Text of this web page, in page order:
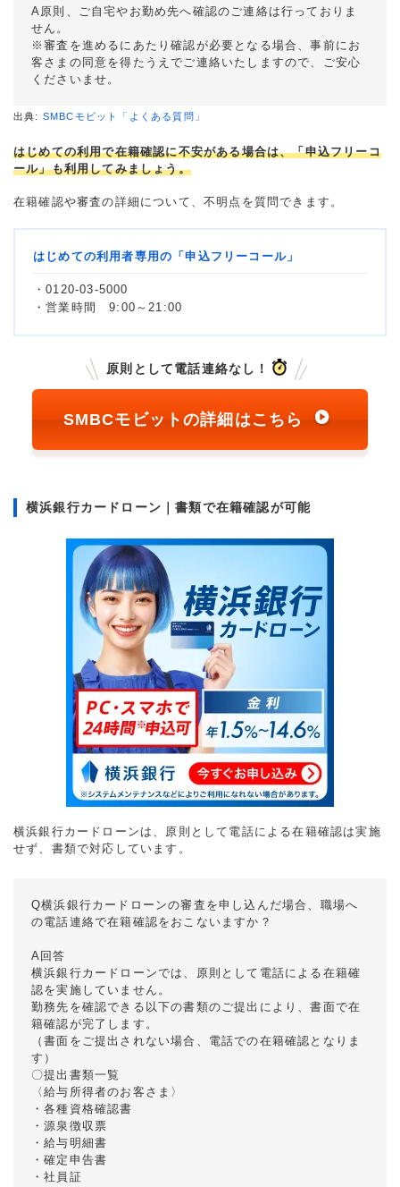
A原則、ご自宅やお勤め先へ確認のご連絡は行っておりま
せん。
※審査を進めるにあたり確認が必要となる場合、事前にお
客さまの同意を得たうえでご連絡いたしますので、ご安心
くださいませ。
出典: SMBCモビット「よくある質問」
はじめての利用で在籍確認に不安がある場合は、「申込フリーコ
ール」も利用してみましょう。
在籍確認や審査の詳細について、不明点を質問できます。
はじめての利用者専用の「申込フリーコール」
・0120-03-5000
・営業時間 9:00～21:00
原則として電話連絡なし！
SMBCモビットの詳細はこちら
横浜銀行カードローン｜書類で在籍確認が可能
横浜銀行カードローンは、原則として電話による在籍確認は実施
せず、書類で対応しています。
Q横浜銀行カードローンの審査を申し込んだ場合、職場へ
の電話連絡で在籍確認をおこないますか？
A回答
横浜銀行カードローンでは、原則として電話による在籍確
認を実施していません。
勤務先を確認できる以下の書類のご提出により、書面で在
籍確認が完了します。
（書面をご提出されない場合、電話での在籍確認となりま
す）
〇提出書類一覧
〈給与所得者のお客さま〉
・各種資格確認書
・源泉徴収票
・給与明細書
・確定申告書
・社員証